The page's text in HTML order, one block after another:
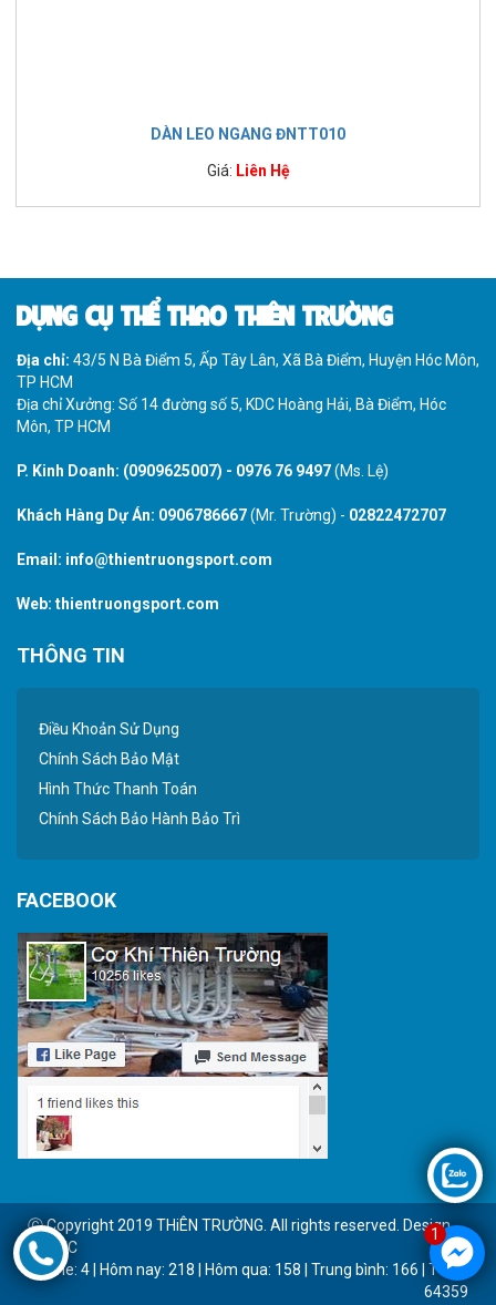
DÀN LEO NGANG ĐNTT010
Giá: Liên Hệ
DỤNG CỤ THỂ THAO THIÊN TRƯỜNG
Địa chỉ: 43/5 N Bà Điểm 5, Ấp Tây Lân, Xã Bà Điểm, Huyện Hóc Môn,
TP HCM
Địa chỉ Xưởng: Số 14 đường số 5, KDC Hoàng Hải, Bà Điểm, Hóc
Môn, TP HCM
P. Kinh Doanh: (0909625007) - 0976 76 9497(Ms. Lệ)
Khách Hàng Dự Án: 0906786667(Mr. Trường) - 02822472707
Email: info@thientruongsport.com
Web: thientruongsport.com
THÔNG TIN
Điều Khoản Sử Dụng
Chính Sách Bảo Mật
Hình Thức Thanh Toán
Chính Sách Bảo Hành Bảo Trì
FACEBOOK
Ⓒ Copyright 2019 THiÊN TRƯỜNG. All rights reserved. Design
by BTC
Online: 4 | Hôm nay: 218 | Hôm qua: 158 | Trung bình: 166 | Tổng:
64359
1